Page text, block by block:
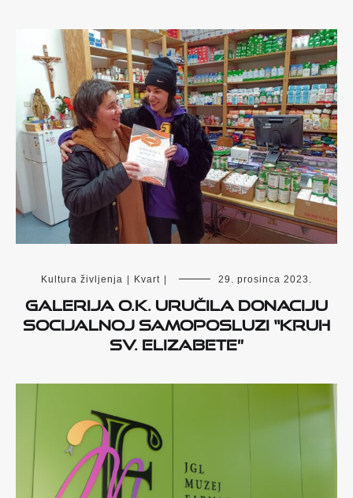
Kultura življenja Kvart 29. prosinca 2023.
Galerija O.K. uručila donaciju
Socijalnoj samoposluzi “Kruh
sv. Elizabete”